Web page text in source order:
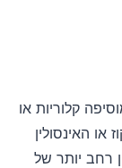
קלוריות או
או האינסולין
רחב יותר של